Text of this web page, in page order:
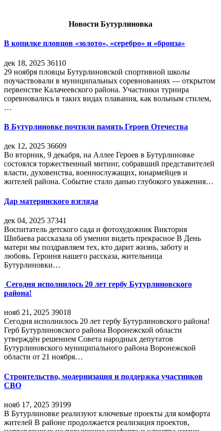
Новости Бутурлиновка
В копилке пловцов «золото», «серебро» и «бронза»
дек 18, 2025 36110
29 ноября пловцы Бутурлиновской спортивной школы
поучаствовали в муниципальных соревнованиях — открытом
первенстве Калачеевского района. Участники турнира
соревновались в таких видах плавания, как вольным стилем,
…
В Бутурлиновке почтили память Героев Отечества
дек 12, 2025 36609
Во вторник, 9 декабря, на Аллее Героев в Бутурлиновке
состоялся торжественный митинг, собравший представителей
власти, духовенства, военнослужащих, юнармейцев и
жителей района. Событие стало данью глубокого уважения…
Дар материнского взгляда
дек 04, 2025 37341
Воспитатель детского сада и фотохудожник Виктория
Шибаева рассказала об умении видеть прекрасное В День
матери мы поздравляем тех, кто дарит жизнь, заботу и
любовь. Героиня нашего рассказа, жительница
Бутурлиновки…
Сегодня исполнилось 20 лет гербу Бутурлиновского
района!
нояб 21, 2025 39018
Сегодня исполнилось 20 лет гербу Бутурлиновского района!
Герб Бутурлиновского района Воронежской области
утверждён решением Совета народных депутатов
Бутурлиновского муниципального района Воронежской
области от 21 ноября…
Строительство, модернизация и поддержка участников
СВО
нояб 17, 2025 39199
В Бутурлиновке реализуют ключевые проекты для комфорта
жителей В районе продолжается реализация проектов,